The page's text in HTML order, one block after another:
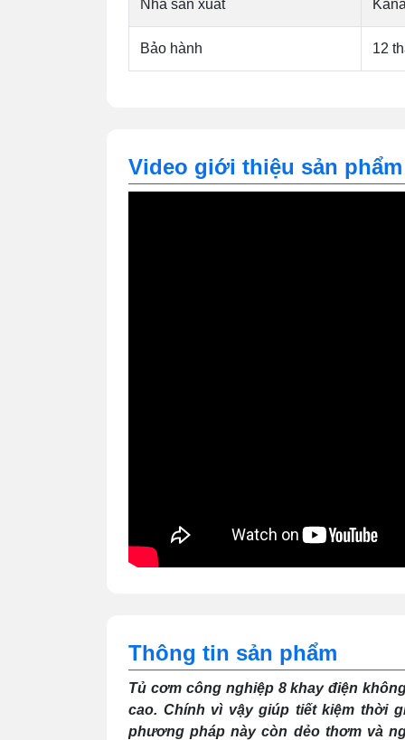
Nhà sản xuất
Bảo hành 12
Video giới thiệu sản phẩm
Thông tin sản phẩm
Tủ cơm công nghiệp 8 khay điện
cao. Chính vì vậy giúp tiết kiệm thời
phương pháp này còn dẻo thơm và